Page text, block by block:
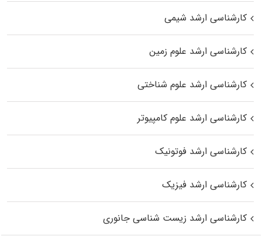
کارشناسی ارشد شیمی
کارشناسی ارشد علوم زمین
کارشناسی ارشد علوم شناختی
کارشناسی ارشد علوم کامپیوتر
کارشناسی ارشد فوتونیک
کارشناسی ارشد فیزیک
کارشناسی ارشد زیست‌ شناسی جانوری